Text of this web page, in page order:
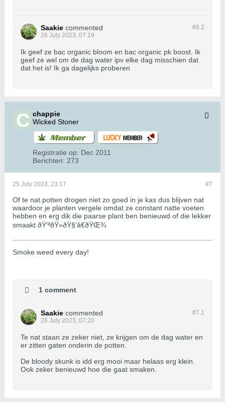
#6.2
Saakie commented
26 July 2023, 07:19
Ik geef ze bac organic bloom en bac organic pk boost. Ik
geef ze wel om de dag water ipv elke dag misschien dat
dat het is! Ik ga dagelijks proberen
chappie
Wicked Stoner
Registratie op: Dec 2011
Berichten: 273
#7
25 July 2023, 23:17
Of te nat.potten drogen niet zo goed in je kas dus blijven nat
waardoor je planten vergele omdat ze constant natte voeten
hebben en erg dik die paarse plant ben benieuwd of die lekker
smaakt ðŸ’ªðŸ»ðŸ§‘â€ðŸŒ¾
Smoke weed every day!
1 comment
#7.1
Saakie commented
26 July 2023, 07:20
Te nat staan ze zeker niet, ze krijgen om de dag water en
er zitten gaten onderin de potten.
De bloody skunk is idd erg mooi maar helaas erg klein.
Ook zeker benieuwd hoe die gaat smaken.